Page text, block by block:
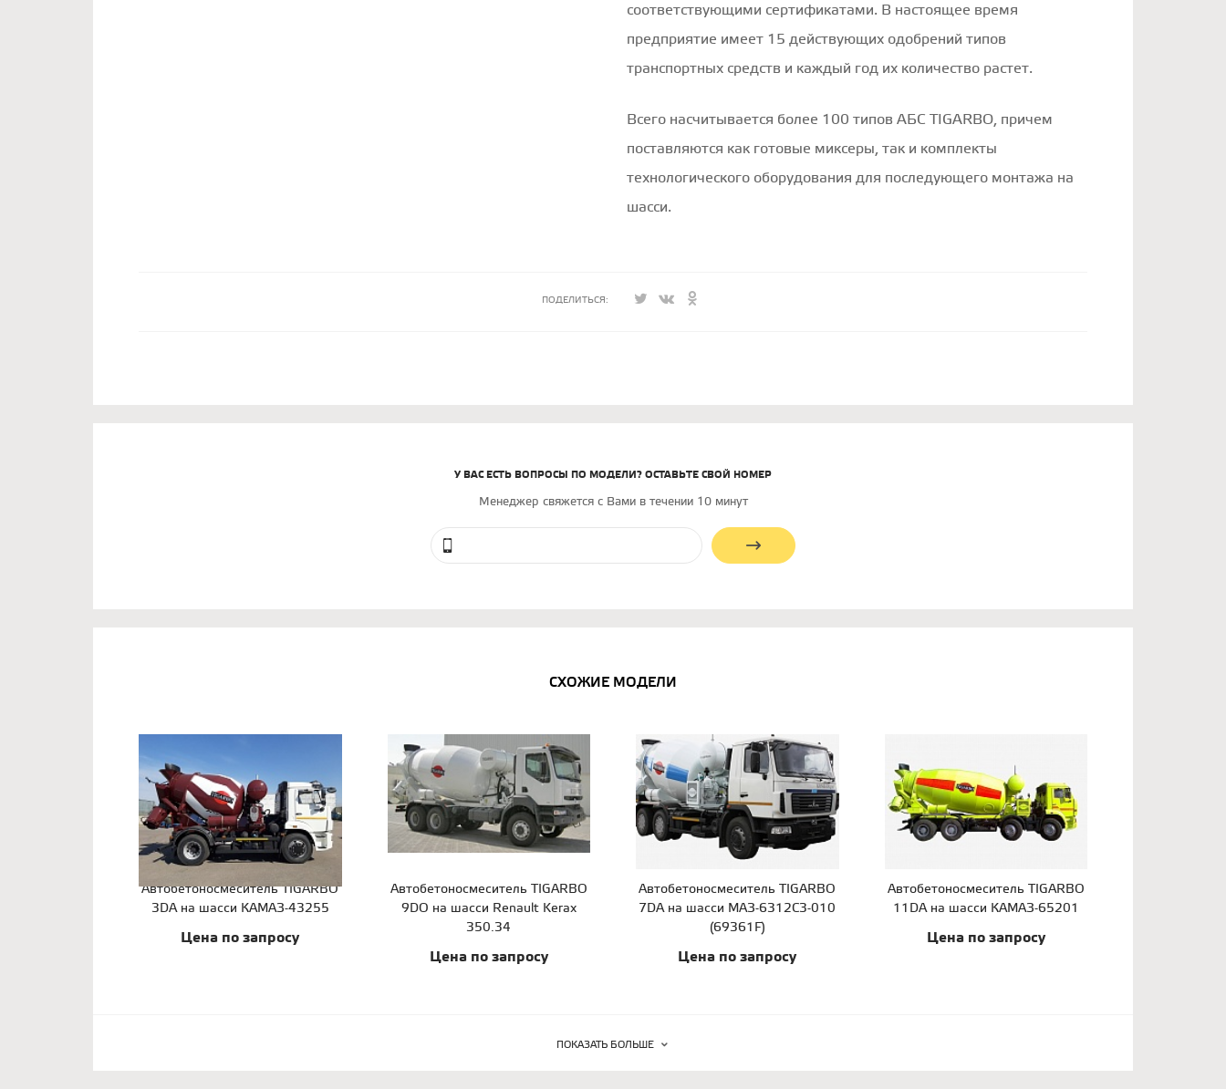
соответствующими сертификатами. В настоящее время
предприятие имеет 15 действующих одобрений типов
транспортных средств и каждый год их количество растет.
Всего насчитывается более 100 типов АБС TIGARBO, причем
поставляются как готовые миксеры, так и комплекты
технологического оборудования для последующего монтажа на
шасси.
ПОДЕЛИТЬСЯ:
У ВАС ЕСТЬ ВОПРОСЫ ПО МОДЕЛИ? ОСТАВЬТЕ СВОЙ НОМЕР
Менеджер свяжется с Вами в течении 10 минут
СХОЖИЕ МОДЕЛИ
Автобетоносмеситель TIGARBO
3DA на шасси КАМАЗ-43255
Цена по запросу
Автобетоносмеситель TIGARBO
9DO на шасси Renault Kerax
350.34
Цена по запросу
Автобетоносмеситель TIGARBO
7DA на шасси МАЗ-6312C3-010
(69361F)
Цена по запросу
Автобетоносмеситель TIGARBO
11DA на шасси КАМАЗ-65201
Цена по запросу
ПОКАЗАТЬ БОЛЬШЕ